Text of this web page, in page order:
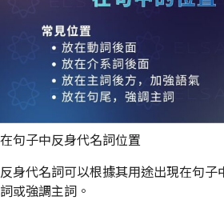
在句子中反身代名詞位置
反身代名詞可以根據其用途出現在句子
詞或強調主詞。